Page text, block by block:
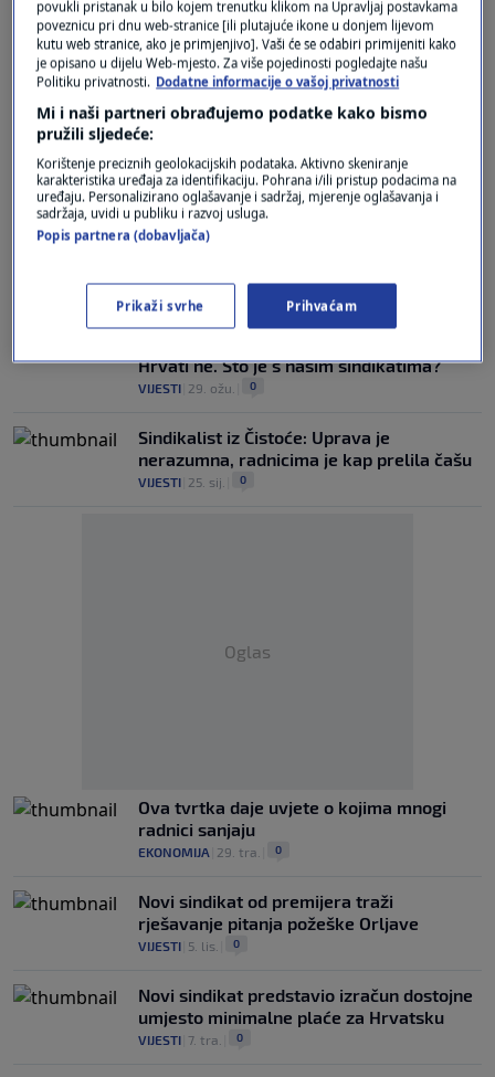
POZNATI SINDIKALIST
Mario Iveković: Dostojanstvena plaća bi
trebala biti 2025 eura. Što ona pokriva?
EKONOMIJA|25. ruj.| 1
MNOGI KRŠE NJIHOVA PRAVA
Sve je više stranih radnika u sindikatima.
"Lako je gdje postoji podružnica. A što s
Hrvati ne. Što je s našim sindikatima?
VIJESTI 29. ožu. 0
Sindikalist iz Čistoće: Uprava je
nerazumna, radnicima je kap prelila čašu
VIJESTI 25. sij. 0
Oglas
Ova tvrtka daje uvjete o kojima mnogi
radnici sanjaju
EKONOMIJA 29. tra. 0
Novi sindikat od premijera traži
rješavanje pitanja požeške Orljave
VIJESTI 5. lis. 0
Novi sindikat predstavio izračun dostojne
umjesto minimalne plaće za Hrvatsku
VIJESTI 7. tra. 0
povukli pristanak u bilo kojem trenutku klikom na Upravljaj postavkama
poveznicu pri dnu web-stranice [ili plutajuće ikone u donjem lijevom
kutu web stranice, ako je primjenjivo]. Vaši će se odabiri primijeniti kako
je opisano u dijelu Web-mjesto. Za više pojedinosti pogledajte našu
Politiku privatnosti. Dodatne informacije o vašoj privatnosti
Mi i naši partneri obrađujemo podatke kako bismo
pružili sljedeće:
Korištenje preciznih geolokacijskih podataka. Aktivno skeniranje
karakteristika uređaja za identifikaciju. Pohrana i/ili pristup podacima na
uređaju. Personalizirano oglašavanje i sadržaj, mjerenje oglašavanja i
sadržaja, uvidi u publiku i razvoj usluga.
Popis partnera (dobavljača)
Prikaži svrhe Prihvaćam